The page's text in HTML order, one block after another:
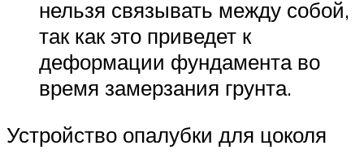
нельзя связывать между собой,
так как это приведет к
деформации фундамента во
время замерзания грунта.
Устройство опалубки для цоколя